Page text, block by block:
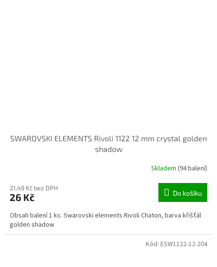
SWAROVSKI ELEMENTS Rivoli 1122 12 mm crystal golden
shadow
Skladem (94 balení)
21,49 Kč bez DPH
26 Kč Do košíku
Obsah balení 1 ks. Swarovski elements Rivoli Chaton, barva křišťál
golden shadow
Kód: ESW1122-12-204